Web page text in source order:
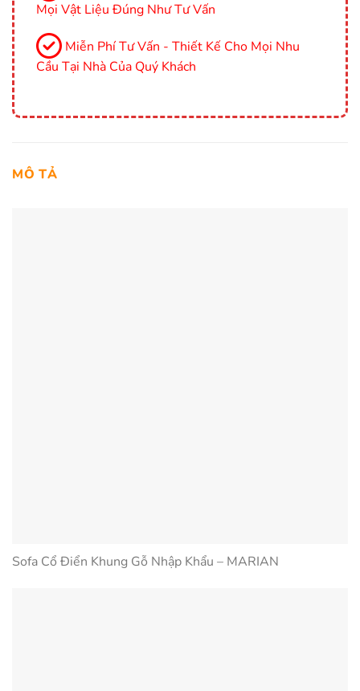
Mọi Vật Liệu Đúng Như Tư Vấn
Miễn Phí Tư Vấn - Thiết Kế Cho Mọi Nhu
Cầu Tại Nhà Của Quý Khách
MÔ TẢ
Sofa Cổ Điển Khung Gỗ Nhập Khẩu – MARIAN